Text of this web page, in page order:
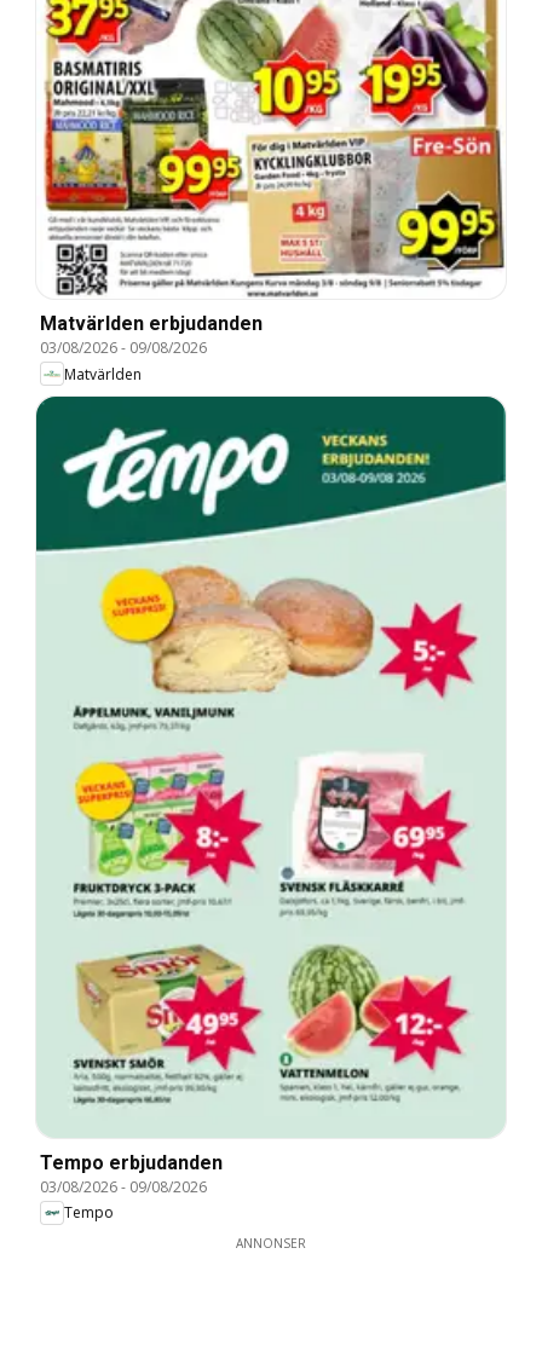
Matvärlden erbjudanden
03/08/2026- 09/08/2026
Matvärlden
Tempo erbjudanden
03/08/2026- 09/08/2026
Tempo
ANNONSER